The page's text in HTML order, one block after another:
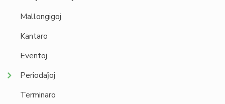
Mallongigoj
Kantaro
Eventoj
Periodaĵoj
Terminaro